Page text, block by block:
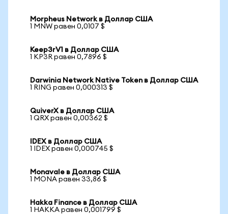
Morpheus Network в Доллар США
1 MNW равен 0,0107 $
Keep3rV1 в Доллар США
1 KP3R равен 0,7896 $
Darwinia Network Native Token в Доллар США
1 RING равен 0,000313 $
QuiverX в Доллар США
1 QRX равен 0,00362 $
IDEX в Доллар США
1 IDEX равен 0,000745 $
Monavale в Доллар США
1 MONA равен 33,86 $
Hakka Finance в Доллар США
1 HAKKA равен 0,001799 $